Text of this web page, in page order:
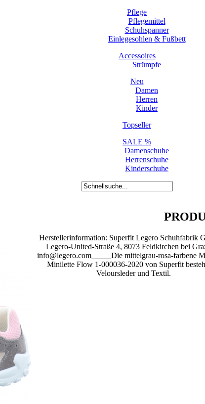
Pflege
Pflegemittel
Schuhspanner
Einlegesohlen & Fußbett
Accessoires
Strümpfe
Neu
Damen
Herren
Kinder
Topseller
SALE %
Damenschuhe
Herrenschuhe
Kinderschuhe
Herstellerinformation: Superfit Legero Schuhfabrik
Legero-United-Straße 4, 8073 Feldkirchen bei
info@legero.com_____Die mittelgrau-rosa-farbene
Minilette Flow 1-000036-2020 von Superfit
Veloursleder und Textil.